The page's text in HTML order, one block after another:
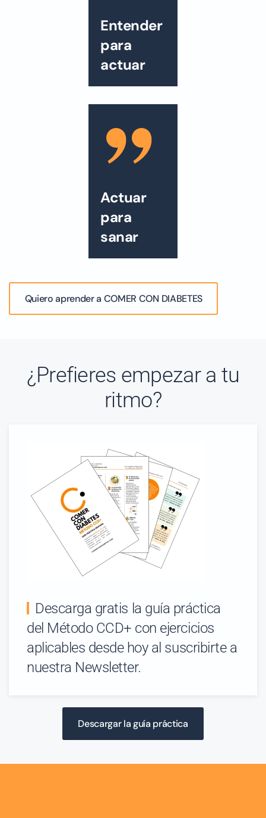
Entender
para
actuar
Actuar
para
sanar
Quiero aprender a COMER CON DIABETES
¿Prefieres empezar a tu
ritmo?
Descarga gratis la guía práctica
del Método CCD+ con ejercicios
aplicables desde hoy al suscribirte a
nuestra Newsletter.
Descargar la guía práctica